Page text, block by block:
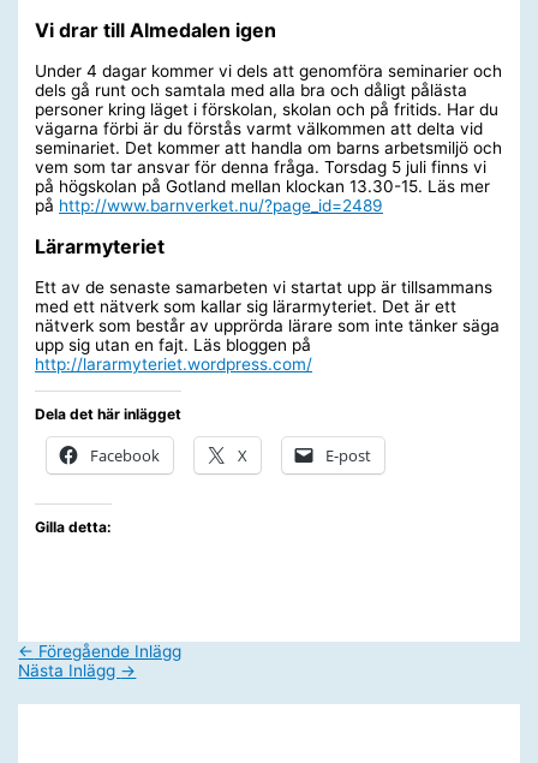
Vi drar till Almedalen igen
Under 4 dagar kommer vi dels att genomföra seminarier och
dels gå runt och samtala med alla bra och dåligt pålästa
personer kring läget i förskolan, skolan och på fritids. Har du
vägarna förbi är du förstås varmt välkommen att delta vid
seminariet. Det kommer att handla om barns arbetsmiljö och
vem som tar ansvar för denna fråga. Torsdag 5 juli finns vi
på högskolan på Gotland mellan klockan 13.30-15. Läs mer
på http://www.barnverket.nu/?page_id=2489
Lärarmyteriet
Ett av de senaste samarbeten vi startat upp är tillsammans
med ett nätverk som kallar sig lärarmyteriet. Det är ett
nätverk som består av upprörda lärare som inte tänker säga
upp sig utan en fajt. Läs bloggen på
http://lararmyteriet.wordpress.com/
Dela det här inlägget
Facebook X E-post
Gilla detta:
← Föregående Inlägg
Nästa Inlägg →